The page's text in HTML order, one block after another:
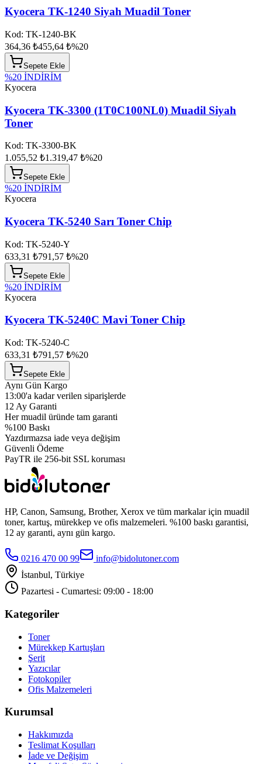
Kyocera TK-1240 Siyah Muadil Toner
Kod: TK-1240-BK
364,36 ₺455,64 ₺%20
Sepete Ekle
%20 İNDİRİM
Kyocera
Kyocera TK-3300 (1T0C100NL0) Muadil Siyah
Toner
Kod: TK-3300-BK
1.055,52 ₺1.319,47 ₺%20
Sepete Ekle
%20 İNDİRİM
Kyocera
Kyocera TK-5240 Sarı Toner Chip
Kod: TK-5240-Y
633,31 ₺791,57 ₺%20
Sepete Ekle
%20 İNDİRİM
Kyocera
Kyocera TK-5240C Mavi Toner Chip
Kod: TK-5240-C
633,31 ₺791,57 ₺%20
Sepete Ekle
Aynı Gün Kargo
13:00'a kadar verilen siparişlerde
12 Ay Garanti
Her muadil üründe tam garanti
%100 Baskı
Yazdırmazsa iade veya değişim
Güvenli Ödeme
PayTR ile 256-bit SSL koruması
HP, Canon, Samsung, Brother, Xerox ve tüm markalar için muadil
toner, kartuş, mürekkep ve ofis malzemeleri. %100 baskı garantisi,
12 ay garanti, aynı gün kargo.
0216 470 00 99
info@bidolutoner.com
İstanbul, Türkiye
Pazartesi - Cumartesi: 09:00 - 18:00
Kategoriler
Toner
Mürekkep Kartuşları
Şerit
Yazıcılar
Fotokopiler
Ofis Malzemeleri
Kurumsal
Hakkımızda
Teslimat Koşulları
İade ve Değişim